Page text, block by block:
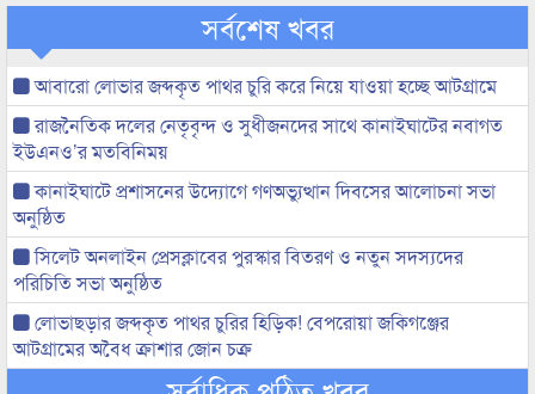
সর্বশেষ খবর
আবারো লোভার জব্দকৃত পাথর চুরি করে নিয়ে যাওয়া হচ্ছে আটগ্রামে
রাজনৈতিক দলের নেতৃবৃন্দ ও সুধীজনদের সাথে কানাইঘাটের নবাগত
ইউএনও’র মতবিনিময়
কানাইঘাটে প্রশাসনের উদ্যোগে গণঅভ্যুত্থান দিবসের আলোচনা সভা
অনুষ্ঠিত
সিলেট অনলাইন প্রেসক্লাবের পুরস্কার বিতরণ ও নতুন সদস্যদের
পরিচিতি সভা অনুষ্ঠিত
লোভাছড়ার জব্দকৃত পাথর চুরির হিড়িক! বেপরোয়া জকিগঞ্জের
আটগ্রামের অবৈধ ক্রাশার জোন চক্র